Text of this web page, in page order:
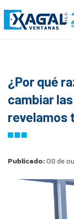
¿Por qué
cambiar
revelamos
Publicado:08 de